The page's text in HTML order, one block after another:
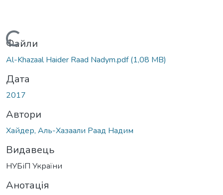
Файли
Al-Khazaal Haider Raad Nadym.pdf(1,08 MB)
Дата
2017
Автори
Хайдер, Аль-Хазаали Раад Надим
Видавець
НУБіП України
Анотація